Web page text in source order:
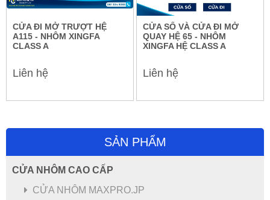
CỬA ĐI MỞ TRƯỢT HỆ
A115 - NHÔM XINGFA
CLASS A
Liên hệ
CỬA SỔ VÀ CỬA ĐI MỞ
QUAY HỆ 65 - NHÔM
XINGFA HỆ CLASS A
Liên hệ
SẢN PHẨM
CỬA NHÔM CAO CẤP
CỬA NHÔM MAXPRO.JP
CỬA SỔ MỞ QUAY 1 CÁNH HỆ 83 - NHÔM MAXPRO.JP